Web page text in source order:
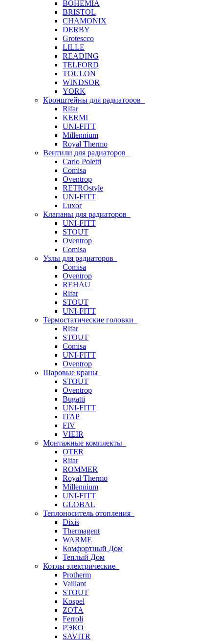
BOHEMIA
BRISTOL
CHAMONIX
DERBY
Grotescco
LILLE
READING
TELFORD
TOULON
WINDSOR
YORK
Кронштейны для радиаторов
Rifar
KERMI
UNI-FITT
Millennium
Royal Thermo
Вентили для радиаторов
Carlo Poletti
Comisa
Oventrop
RETROstyle
UNI-FITT
Luxor
Клапаны для радиаторов
UNI-FITT
STOUT
Oventrop
Comisa
Узлы для радиаторов
Comisa
Oventrop
REHAU
Rifar
STOUT
UNI-FITT
Термостатические головки
Rifar
STOUT
Comisa
UNI-FITT
Oventrop
Шаровые краны
STOUT
Oventrop
Bugatti
UNI-FITT
ITAP
FIV
VIEIR
Монтажные комплекты
OTER
Rifar
ROMMER
Royal Thermo
Millennium
UNI-FITT
GLOBAL
Теплоноситель отопления
Dixis
Thermagent
WARME
Комфортный Дом
Теплый Дом
Котлы электрические
Protherm
Vaillant
STOUT
Kospel
ZOTA
Ferroli
РЭКО
SAVITR